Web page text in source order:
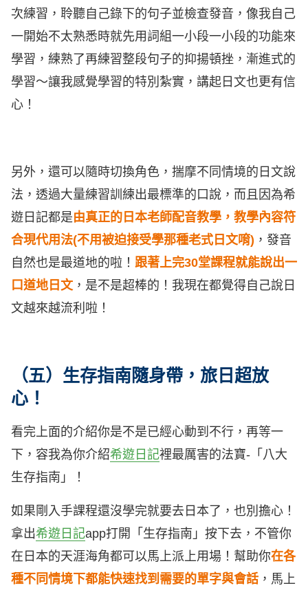
次練習，聆聽自己錄下的句子並檢查發音，像我自己
一開始不太熟悉時就先用詞組一小段一小段的功能來
學習，練熟了再練習整段句子的抑揚頓挫，漸進式的
學習～讓我感覺學習的特別紮實，講起日文也更有信
心！
另外，還可以隨時切換角色，揣摩不同情境的日文說
法，透過大量練習訓練出最標準的口說，而且因為希
遊日記都是由真正的日本老師配音教學，教學內容符
合現代用法(不用被迫接受學那種老式日文唷) ，發音
自然也是最道地的啦！ 跟著上完30堂課程就能說出一
口道地日文，是不是超棒的！我現在都覺得自己說日
文越來越流利啦！
（五）生存指南隨身帶，旅日超放
心！
看完上面的介紹你是不是已經心動到不行，再等一
下，容我為你介紹希遊日記裡最厲害的法寶-「八大
生存指南」！
如果剛入手課程還沒學完就要去日本了，也別擔心！
拿出希遊日記app打開「生存指南」按下去，不管你
在日本的天涯海角都可以馬上派上用場！幫助你在各
種不同情境下都能快速找到需要的單字與會話 ，馬上